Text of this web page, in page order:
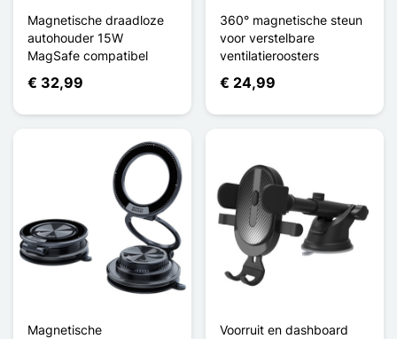
Magnetische draadloze
autohouder 15W
MagSafe compatibel
€ 32,99
360° magnetische steun
voor verstelbare
ventilatieroosters
€ 24,99
Magnetische
Voorruit en dashboard